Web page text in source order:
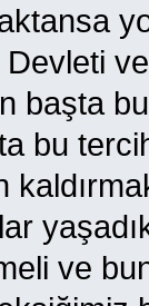
başta
bu
ve